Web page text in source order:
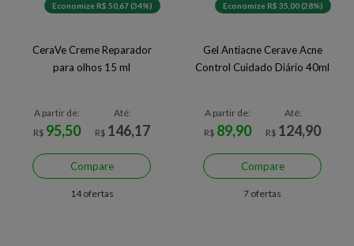
Economize R$ 50,67 (34%)
CeraVe Creme Reparador
para olhos 15 ml
A partir de:
R$ 95,50
Até:
R$ 146,17
Compare
14 ofertas
Economize R$ 35,00 (28%)
Gel Antiacne Cerave Acne
Control Cuidado Diário 40ml
A partir de:
R$ 89,90
Até:
R$ 124,90
Compare
7 ofertas